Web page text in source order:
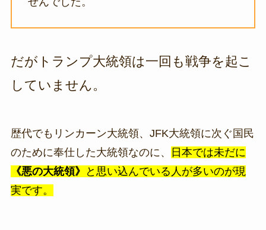
だがトランプ大統領は一回も戦争を起こ
していません。
歴代でもリンカーン大統領、JFK大統領に次ぐ国民
のために奉仕した大統領なのに、
日本では未だに
《悪の大統領》 と思い込んでいる人が多いのが現
実です。